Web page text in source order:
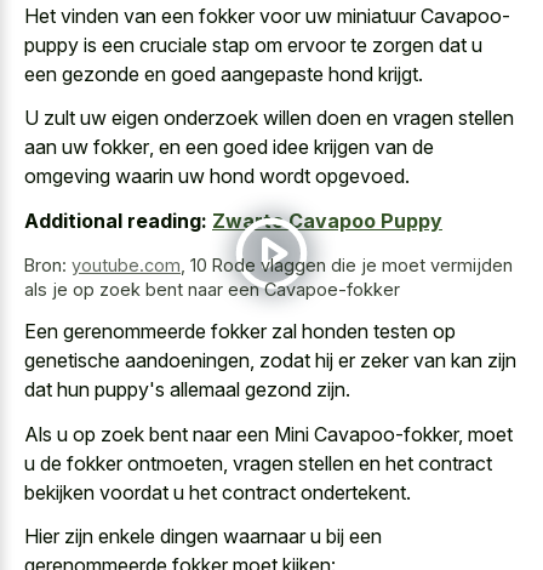
Het vinden van een fokker voor uw miniatuur Cavapoo-
puppy is een cruciale stap om ervoor te zorgen dat u
een gezonde en goed aangepaste hond krijgt.
U zult uw eigen onderzoek willen doen en vragen stellen
aan uw fokker, en een goed idee krijgen van de
omgeving waarin uw hond wordt opgevoed.
Additional reading: Zwarte Cavapoo Puppy
Bron: youtube.com 10 Rode vlaggen die je moet vermijden
als je op zoek bent naar een Cavapoe-fokker
Een gerenommeerde fokker zal honden testen op
genetische aandoeningen, zodat hij er zeker van kan zijn
dat hun puppy's allemaal gezond zijn.
Als u op zoek bent naar een Mini Cavapoo-fokker, moet
u de fokker ontmoeten, vragen stellen en het contract
bekijken voordat u het contract ondertekent.
Hier zijn enkele dingen waarnaar u bij een